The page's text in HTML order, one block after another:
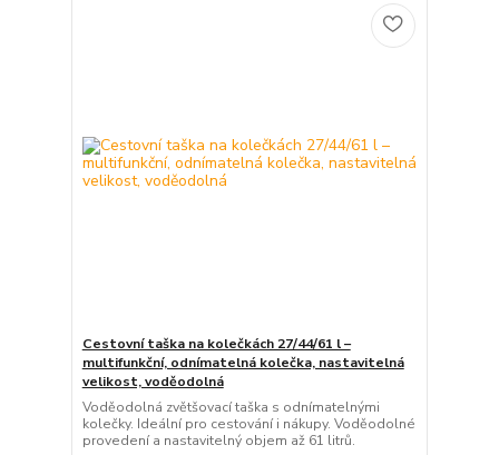
Cestovní taška na kolečkách 27/44/61 l –
multifunkční, odnímatelná kolečka, nastavitelná
velikost, voděodolná
Voděodolná zvětšovací taška s odnímatelnými
kolečky. Ideální pro cestování i nákupy. Voděodolné
provedení a nastavitelný objem až 61 litrů.